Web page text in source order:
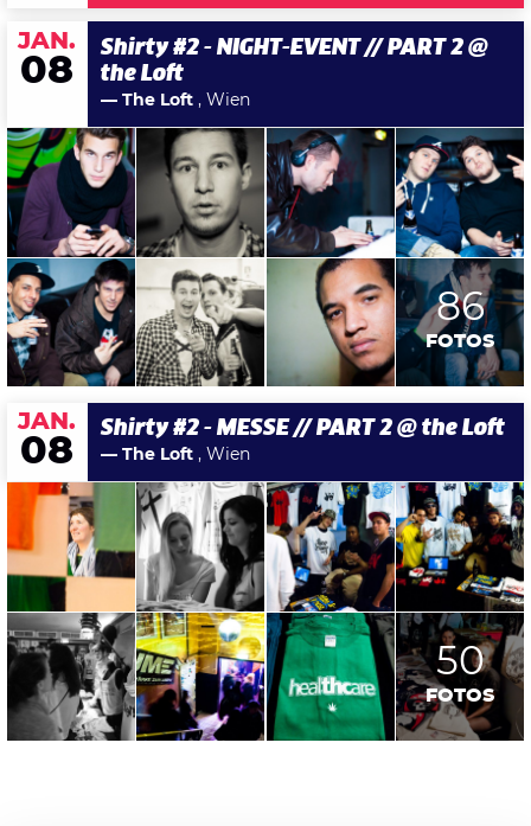
JAN.
08
Shirty #2 - NIGHT-EVENT // PART 2 @
the Loft
— The Loft , Wien
86
FOTOS
JAN.
08
Shirty #2 - MESSE // PART 2 @ the Loft
— The Loft , Wien
50
FOTOS